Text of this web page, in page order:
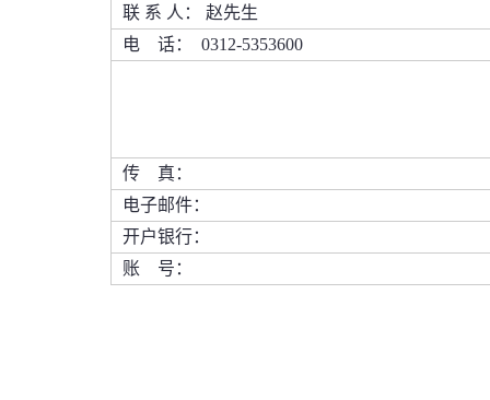
联 系 人： 赵先生
电 话： 0312-5353600
传 真：
电子邮件：
开户银行：
账 号：